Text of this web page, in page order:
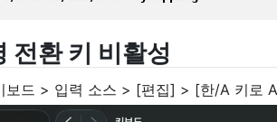
전환 키 비활성
보드 > 입력 소스 > [편집] > [한/A 키로